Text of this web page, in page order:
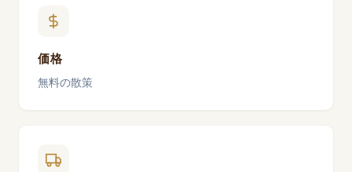
価格
無料の散策